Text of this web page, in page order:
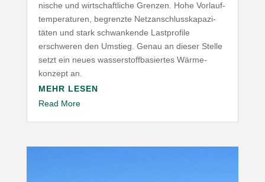
nische und wirt­schaft­liche Grenzen. Hohe Vorlauf­
tem­pe­ra­turen, begrenzte Netz­an­schluss­ka­pa­zi­
täten und stark schwan­kende Last­profile
erschweren den Umstieg. Genau an dieser Stelle
setzt ein neues wasser­stoff­ba­siertes Wärme­
konzept an.
MEHR LESEN
Read More